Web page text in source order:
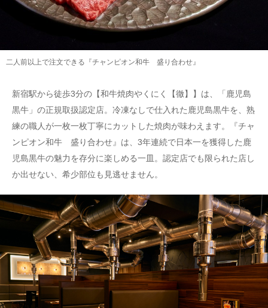
二人前以上で注文できる『チャンピオン和牛 盛り合わせ』
新宿駅から徒歩3分の【和牛焼肉やくにく【徹】】は、「鹿児島
黒牛」の正規取扱認定店。冷凍なしで仕入れた鹿児島黒牛を、熟
練の職人が一枚一枚丁寧にカットした焼肉が味わえます。『チャ
ンピオン和牛 盛り合わせ』は、3年連続で日本一を獲得した鹿
児島黒牛の魅力を存分に楽しめる一皿。認定店でも限られた店し
か出せない、希少部位も見逃せません。